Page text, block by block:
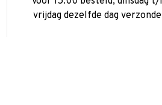
vrijdag dezelfde dag